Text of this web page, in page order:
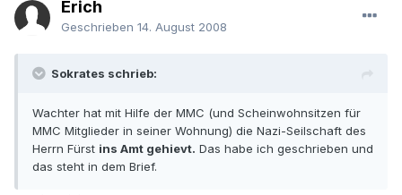
Erich
Geschrieben 14. August 2008
Sokrates schrieb:
Wachter hat mit Hilfe der MMC (und Scheinwohnsitzen für
MMC Mitglieder in seiner Wohnung) die Nazi-Seilschaft des
Herrn Fürst ins Amt gehievt. Das habe ich geschrieben und
das steht in dem Brief.